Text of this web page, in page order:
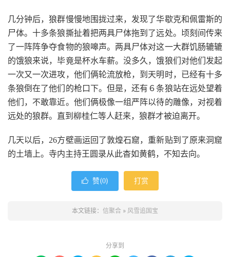
几分钟后，狼群慢慢地围拢过来，发现了华歇克和佩雷斯的
尸体。十多条狼撕扯着把两具尸体拖到了远处。顷刻间传来
了一阵阵争夺食物的狼嗥声。两具尸体对这一大群饥肠辘辘
的饿狼来说，毕竟是杯水车薪。没多久，饿狼们对他们发起
一次又一次进攻，他们俩轮流放枪，到天明时，已经有十多
条狼倒在了他们的枪口下。但是，还有６条狼站在远处望着
他们，不敢靠近。他们俩极像一组严阵以待的雕像，对视着
远处的狼群。直到柳桂仁等人赶来，狼群才被迫离开。
几天以后，26方壁画运回了敦煌石窟，重新贴到了原来洞窟
的土墙上。寺内主持王圆录从此杳如黄鹤，不知去向。
 赞(0) 打赏
本文链接： 信聚合 » 风雪追国宝
分享到